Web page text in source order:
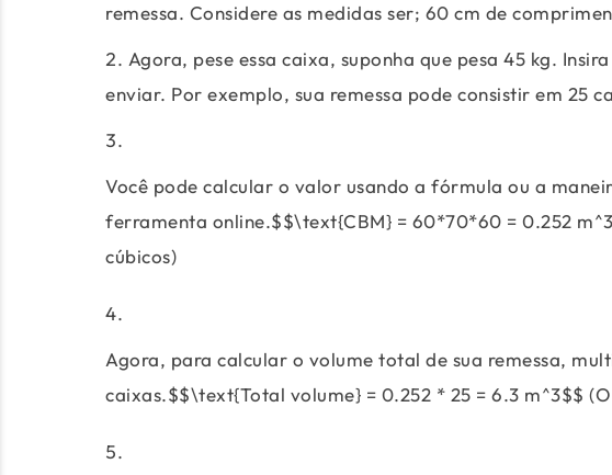
remessa. Considere as medidas ser; 60 cm de
Agora, pese essa caixa, suponha que pesa 45 kg.
enviar. Por exemplo, sua remessa pode consistir em 25
Você pode calcular o valor usando a fórmula ou a
ferramenta online.$$\text{CBM} = 60*70*60 = 0.252
cúbicos)
Agora, para calcular o volume total de sua remessa,
caixas.$$\text{Total volume} = 0.252 * 25 = 6.3 m^3$$